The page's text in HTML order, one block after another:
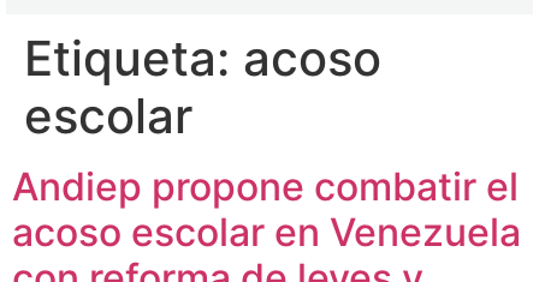
Etiqueta: acoso
escolar
Andiep propone combatir el
acoso escolar en Venezuela